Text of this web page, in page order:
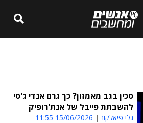
סכין בגב מאמזון? כך גרם אנדי ג'סי
להשבתת פייבל של אנת'רופיק
גלי פיאלקוב 15/06/2026 11:55